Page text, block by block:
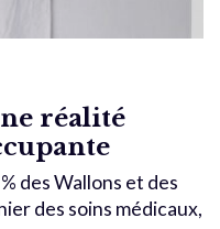
réalité
des Wallons et des
des soins médicaux,